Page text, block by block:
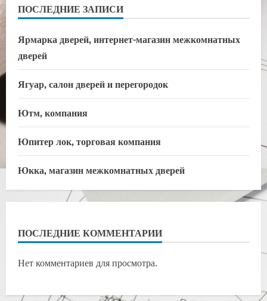
ПОСЛЕДНИЕ ЗАПИСИ
Ярмарка дверей, интернет-магазин межкомнатных
дверей
Ягуар, салон дверей и перегородок
Ютм, компания
Юпитер лок, торговая компания
Юкка, магазин межкомнатных дверей
ПОСЛЕДНИЕ КОММЕНТАРИИ
Нет комментариев для просмотра.